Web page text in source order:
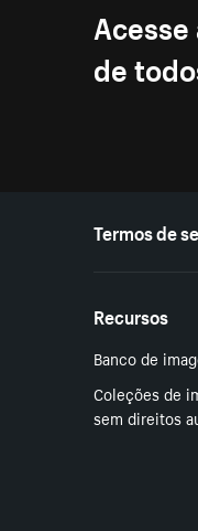
de
MaisTermos de
Recursos
Banco de
Coleções de
sem direitos